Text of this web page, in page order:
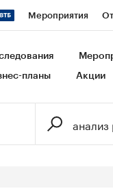
Мероприятия
Франшизы
планы Акции